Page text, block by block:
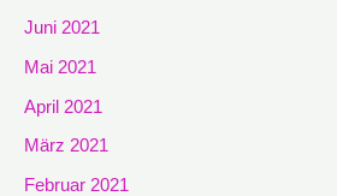
Juni 2021
Mai 2021
April 2021
März 2021
Februar 2021